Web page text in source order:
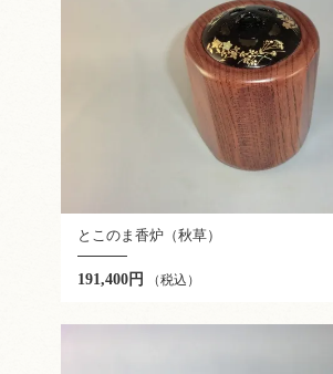
とこのま香炉（秋草）
191,400円 （税込）